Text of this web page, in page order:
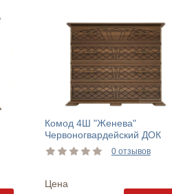
Комод 4Ш "Женева"
Червоногвардейский ДОК
0 отзывов
Цена